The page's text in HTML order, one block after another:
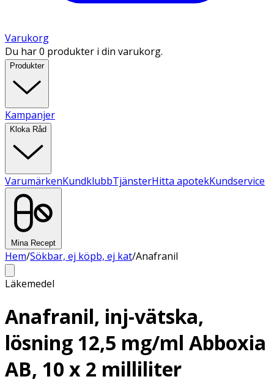
Varukorg
Du har 0 produkter i din varukorg.
Produkter
Kampanjer
Kloka Råd
VarumärkenKundklubbTjänsterHitta apotekKundservice
Mina Recept
Hem/Sökbar, ej köpb, ej kat/Anafranil
Läkemedel
Anafranil, inj-vätska,
lösning 12,5 mg/ml Abboxia
AB, 10 x 2 milliliter